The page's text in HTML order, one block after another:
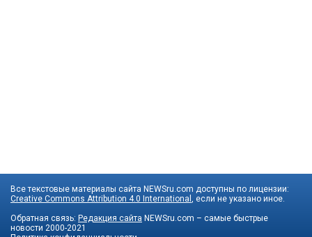
Все текстовые материалы сайта NEWSru.com доступны по лицензии:
Creative Commons Attribution 4.0 International , если не указано иное.
Обратная связь: Редакция сайта NEWSru.com – самые быстрые
новости 2000-2021